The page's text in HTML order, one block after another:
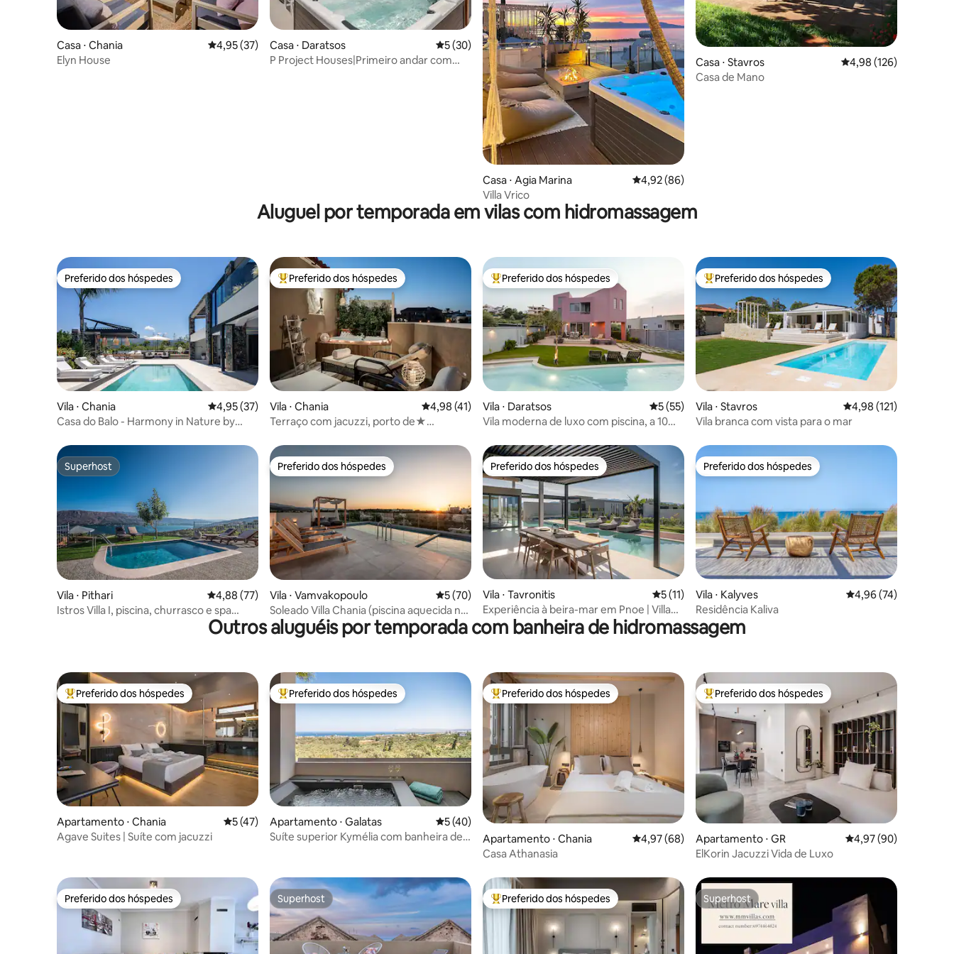
Casa ⋅ Chania 4,95 de uma avaliação média de 5, 37 avaliações
4,95 (37)
Elyn House
Casa ⋅ Daratsos 5 de uma avaliação média de 5, 30 avaliações
5 (30)
P Project Houses|Primeiro andar com
Casa ⋅ Agia Marina 4,92 de uma avaliação média de 5, 86 avaliações
4,92 (86)
Villa Vrico
Casa ⋅ Stavros 4,98 de uma avaliação
4,98 (126)
Casa de Mano
Aluguel por temporada em vilas com hidromassagem
Preferido dos hóspedes
Preferido dos hóspedes
Vila ⋅ Chania 4,95 de uma avaliação média de 5, 37 avaliações
4,95 (37)
Casa do Balo - Harmony in Nature by
Entre os melhores preferidos dos hóspedes
Preferido dos hóspedes
Vila ⋅ Chania 4,98 de uma avaliação média de 5, 41 avaliações
4,98 (41)
Terraço com jacuzzi, porto de★
Entre os melhores preferidos dos hóspedes
Preferido dos hóspedes
Vila ⋅ Daratsos 5 de uma avaliação média de 5, 55 avaliações
5 (55)
Vila moderna de luxo com piscina, a 10
Entre os melhores preferidos dos hóspedes
Preferido dos hóspedes
Vila ⋅ Stavros 4,98 de uma avaliação
4,98 (121)
Vila branca com vista para o mar
Superhost
Superhost
Vila ⋅ Pithari 4,88 de uma avaliação média de 5, 77 avaliações
4,88 (77)
Istros Villa I, piscina, churrasco e spa
Preferido dos hóspedes
Preferido dos hóspedes
Vila ⋅ Vamvakopoulo 5 de uma avaliação média de 5, 70 avaliações
5 (70)
Soleado Villa Chania (piscina aquecida no
terraço)
Preferido dos hóspedes
Preferido dos hóspedes
Vila ⋅ Tavronitis 5 de uma avaliação média de 5, 11 avaliações
5 (11)
Experiência à beira-mar em Pnoe | Villa
Lithos
Preferido dos hóspedes
Preferido dos hóspedes
Vila ⋅ Kalyves 4,96 de uma
4,96 (74)
Residência Kaliva
Outros aluguéis por temporada com banheira de hidromassagem
Entre os melhores preferidos dos hóspedes
Preferido dos hóspedes
Apartamento ⋅ Chania 5 de uma avaliação média de 5, 47 avaliações
5 (47)
Agave Suites | Suíte com jacuzzi
Entre os melhores preferidos dos hóspedes
Preferido dos hóspedes
Apartamento ⋅ Galatas 5 de uma avaliação média de 5, 40 avaliações
5 (40)
Suíte superior Kymélia com banheira de
Entre os melhores preferidos dos hóspedes
Preferido dos hóspedes
Apartamento ⋅ Chania 4,97 de uma avaliação média de 5, 68 avaliações
4,97 (68)
Casa Athanasia
Entre os melhores preferidos dos hóspedes
Preferido dos hóspedes
Apartamento ⋅ GR 4,97 de uma
4,97 (90)
ElKorin Jacuzzi Vida de Luxo
Preferido dos hóspedes
Preferido dos hóspedes Superhost
Superhost Entre os melhores preferidos dos hóspedes
Preferido dos hóspedes Superhost
Superhost